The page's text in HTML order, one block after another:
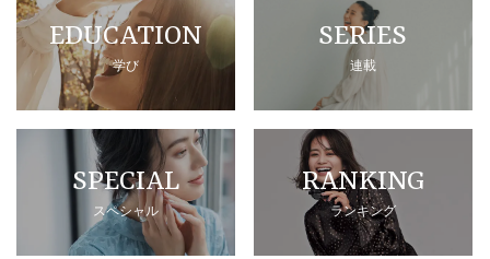
EDUCATION
学び
SERIES
連載
SPECIAL
スペシャル
RANKING
ランキング